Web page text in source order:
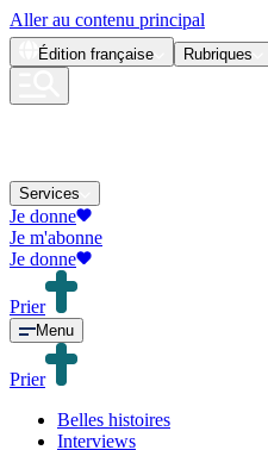
Aller au contenu principal
Édition française Rubriques
Services
Je donne
Je m'abonne
Je donne
Prier
Menu
Prier
Belles histoires
Interviews